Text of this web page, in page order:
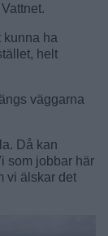
kunna ha
helt
väggarna
Då kan
som jobbar här
vi älskar det